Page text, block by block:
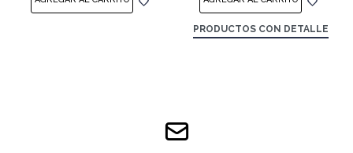
PRODUCTOS CON DETALLE